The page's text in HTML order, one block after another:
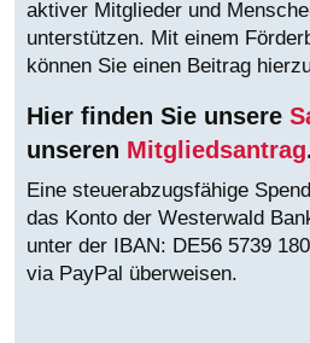
aktiver Mitglieder und
unterstützen. Mit einem
können Sie einen Beitrag
Hier finden Sie unsere
unseren Mitgliedsantrag
Eine steuerabzugsfähige
das Konto der Westerwald
unter der IBAN: DE56 5739
via PayPal überweisen.